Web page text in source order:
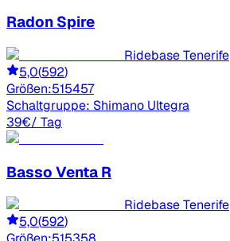
Radon Spire
Ridebase Tenerife
5,0(592)
Größen:515457
Schaltgruppe: Shimano Ultegra
39€/ Tag
Basso Venta R
Ridebase Tenerife
5,0(592)